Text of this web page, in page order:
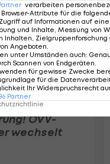
ÖVV-
wechselt
verarbeiten
Attribute für die
auf Informationen auf
und Inhalte, Messung von
Inhalten, Zielgruppenforschung
Angeboten.
unter Umständen auch:
Scannen von Endgeräten.
für gewisse Zwecke
für die
Ihr Widerspruchsrecht
Partner